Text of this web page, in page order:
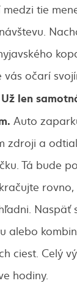
tie
očarí
Už len
Auto
zdroji a
Tá bude
rovno,
Naspäť
alebo
ciest. Celý
hodiny.